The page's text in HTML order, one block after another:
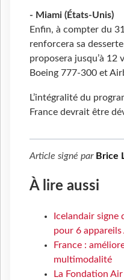
- Miami (États-Unis)
Enfin, à compter du
renforcera sa
proposera jusqu’à 12
Boeing 777-300 et
L’intégralité du
France devrait être
Article signé par Brice
À lire aussi
Icelandair
pour 6 appareils
France :
multimodalité
La Fondation